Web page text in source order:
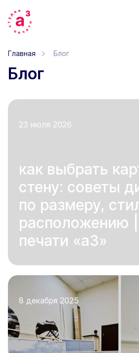
Главная Блог
Блог
23 июля 2026
как выбрать
стену: советы
по размеру,
расположению
печати «а3»
8 декабря 2025